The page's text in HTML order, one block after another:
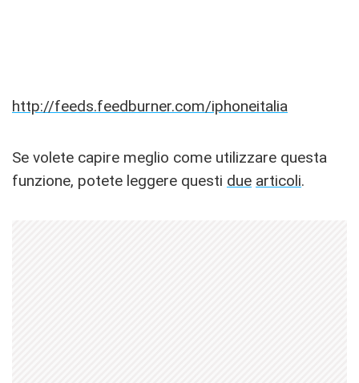
http://feeds.feedburner.com/iphoneitalia
Se volete capire meglio come utilizzare questa
funzione, potete leggere questi due articoli.